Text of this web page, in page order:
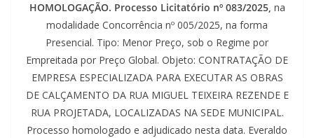
HOMOLOGAÇÃO. Processo Licitatório nº 083/2025, na
modalidade Concorrência nº 005/2025, na forma
Presencial. Tipo: Menor Preço, sob o Regime por
Empreitada por Preço Global. Objeto: CONTRATAÇÃO DE
EMPRESA ESPECIALIZADA PARA EXECUTAR AS OBRAS
DE CALÇAMENTO DA RUA MIGUEL TEIXEIRA REZENDE E
RUA PROJETADA, LOCALIZADAS NA SEDE MUNICIPAL.
Processo homologado e adjudicado nesta data. Everaldo